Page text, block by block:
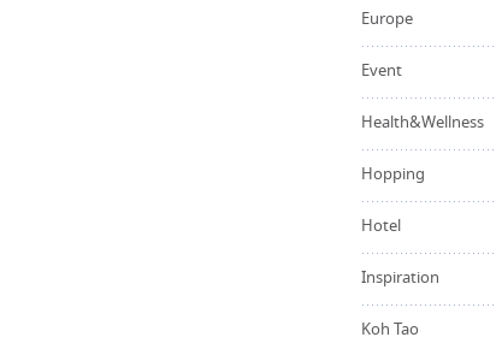
Europe
Event
Health&Wellness
Hopping
Hotel
Inspiration
Koh Tao